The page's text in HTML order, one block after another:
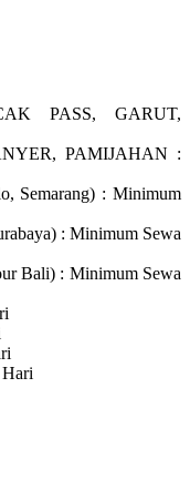
PASS, GARUT,
PAMIJAHAN :
Semarang) : Minimum
: Minimum Sewa
Bali) : Minimum Sewa